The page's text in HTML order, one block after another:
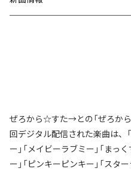
ぜろから☆すた→との「ぜろか
回デジタル配信された楽曲は、
ー」「メイビーラブミー」「まっ
ー」「ピンキーピンキー」「スタ